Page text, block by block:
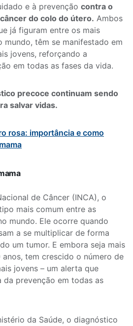
e à prevenção contra o
do colo do útero. Ambos
já figuram entre os mais
mundo, têm se manifestado em
jovens, reforçando a
em todas as fases da vida.
precoce continuam sendo
salvar vidas.
rosa: importância e como
de Câncer (INCA), o
mais comum entre as
mundo. Ele ocorre quando
a se multiplicar de forma
um tumor. E embora seja mais
tem crescido o número de
jovens – um alerta que
prevenção em todas as
da Saúde, o diagnóstico